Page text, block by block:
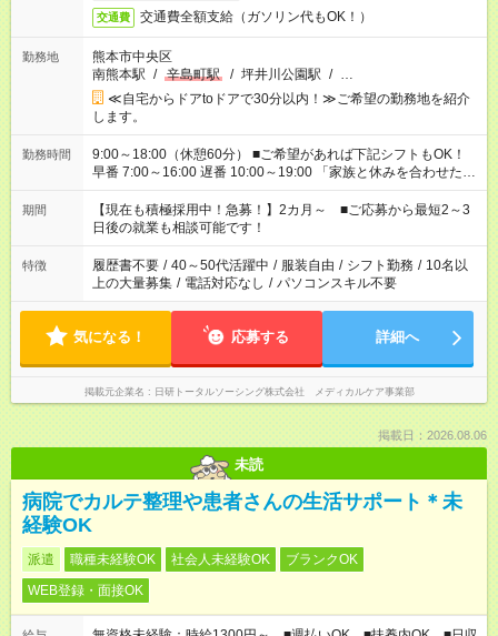
交通費 交通費全額支給（ガソリン代もOK！）
勤務地
熊本市中央区
南熊本駅 / 辛島町駅 / 坪井川公園駅 / …
≪自宅からドアtoドアで30分以内！≫ご希望の勤務地を紹介
します。
勤務時間
9:00～18:00（休憩60分） ■ご希望があれば下記シフトもOK！
早番 7:00～16:00 遅番 10:00～19:00 「家族と休みを合わせた
い」 「余裕を持って夕飯の準備がしたい」 「できれば残業はし
たくない」 など、ご希望を教えてくださいね。 ※Wワーク希望
の方へ 今ご覧のお仕事で希望する勤務時間と、もう1つのお仕事
の勤務時間。 合計で週40時間を超える場合は応募できません。
期間
【現在も積極採用中！急募！】2カ月～ ■ご応募から最短2～3
日後の就業も相談可能です！
特徴 履歴書不要 / 40～50代活躍中 / 服装自由 / シフト勤務 / 10名以
上の大量募集 / 電話対応なし / パソコンスキル不要
気になる！ 応募する 詳細へ
掲載元企業名 日研トータルソーシング株式会社 メディカルケア事業部
掲載日：2026.08.06
未読
病院でカルテ整理や患者さんの生活サポート＊未
経験OK
派遣 職種未経験OK 社会人未経験OK
ブランクOK
WEB登録・面接OK